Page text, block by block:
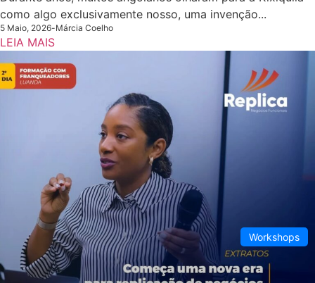
como algo exclusivamente nosso, uma invenção...
5 Maio, 2026-Márcia Coelho
LEIA MAIS
Workshops